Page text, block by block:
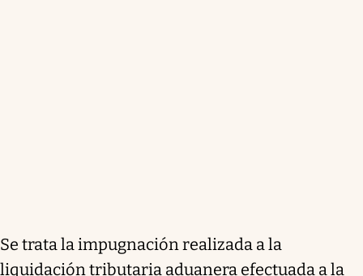
Se trata la impugnación realizada a la
liquidación tributaria aduanera efectuada a la